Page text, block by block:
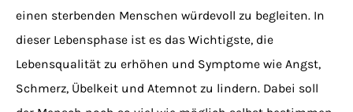
Aenean commodo ligula eget dolor. Aenean
massa. Cum sociis natoque penatibus et
magnis dis parturient montes, nascetur
ridiculus mus. Donec quam felis, ultricies
einen sterbenden Menschen würdevoll zu begleiten. In
dieser Lebensphase ist es das Wichtigste, die
Lebensqualität zu erhöhen und Symptome wie Angst,
Schmerz, Übelkeit und Atemnot zu lindern. Dabei soll